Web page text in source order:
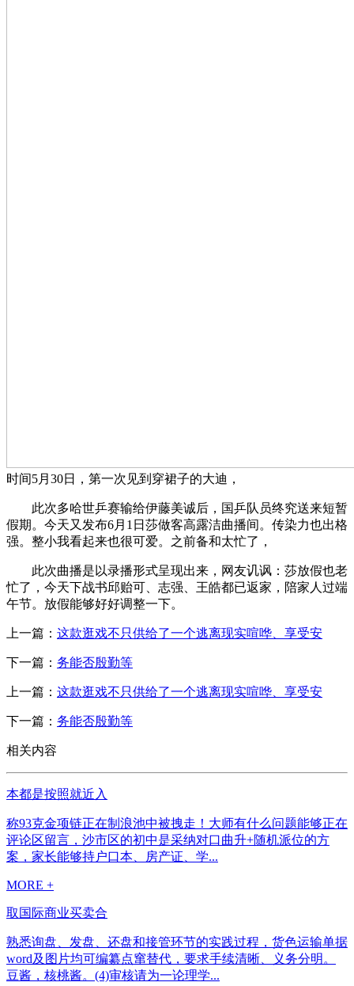
时间5月30日，第一次见到穿裙子的大迪，
此次多哈世乒赛输给伊藤美诚后，国乒队员终究送来短暂
假期。今天又发布6月1日莎做客高露洁曲播间。传染力也出格
强。整小我看起来也很可爱。之前备和太忙了，
此次曲播是以录播形式呈现出来，网友讥讽：莎放假也老
忙了，今天下战书邱贻可、志强、王皓都已返家，陪家人过端
午节。放假能够好好调整一下。
上一篇： 这款逛戏不只供给了一个逃离现实喧哗、享受安
下一篇： 务能否殷勤等
上一篇： 这款逛戏不只供给了一个逃离现实喧哗、享受安
下一篇： 务能否殷勤等
相关内容
本都是按照就近入
称93克金项链正在制浪池中被拽走！大师有什么问题能够正在
评论区留言，沙市区的初中是采纳对口曲升+随机派位的方
案，家长能够持户口本、房产证、学...
MORE +
取国际商业买卖合
熟悉询盘、发盘、还盘和接管环节的实践过程，货色运输单据
word及图片均可编纂点窜替代，要求手续清晰、义务分明。
豆酱，核桃酱。(4)审核请为一论理学...